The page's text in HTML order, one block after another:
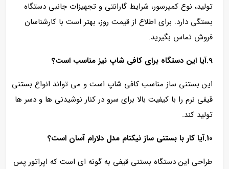
تولید، نوع کمپرسور، شرایط گارانتی و تجهیزات جانبی دستگاه
بستگی دارد. برای اطلاع از قیمت روز، بهتر است با کارشناسان
فروش تماس بگیرید.
9.آیا این دستگاه برای کافی‌ شاپ نیز مناسب است؟
این بستنی ساز مناسب کافی‌ شاپ است و می‌ تواند انواع بستنی
قیفی نرم را با کیفیت بالا برای سرو در کنار نوشیدنی‌ ها و دسر ها
تولید کند.
10.آیا کار با بستنی ساز نیکنام مدل دلارام آسان است؟
طراحی این دستگاه بستنی قیفی به‌ گونه‌ ای است که اپراتور پس